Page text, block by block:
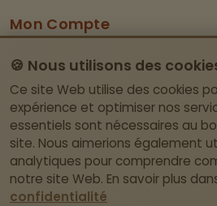
Mon Compte
Dashboard
Informations De Contact
Itegemseweg 81, BE-2222
op-den-Berg)
Pas de magasin physique –
sur rendez-vous.
🍪 Nous utilisons des
Ce site Web utilise des cookies
expérience et optimiser nos
essentiels sont nécessaires au
site. Nous aimerions également
analytiques pour comprendre
notre site Web. En savoir plus
confidentialité